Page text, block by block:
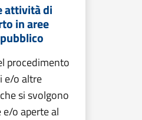
attività di
in aree
procedimento
e/o altre
si svolgono
o aperte al